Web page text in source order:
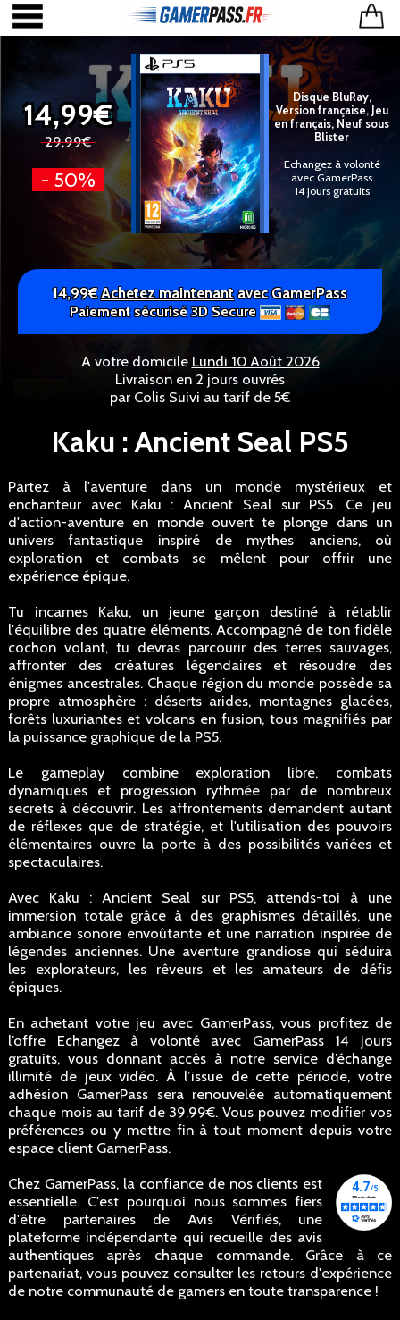
14,99€
29,99€
- 50%
Disque BluRay,
Version française, Jeu
en français, Neuf sous
Blister
Echangez à volonté
avec GamerPass
14 jours gratuits
14,99€Achetez maintenant avec GamerPass
Paiement sécurisé 3D Secure
A votre domicile Lundi 10 Août 2026
Livraison en 2 jours ouvrés
par Colis Suivi au tarif de 5€
Kaku : Ancient Seal PS5
Partez à l'aventure dans un monde mystérieux et
enchanteur avec Kaku : Ancient Seal sur PS5. Ce jeu
d'action-aventure en monde ouvert te plonge dans un
univers fantastique inspiré de mythes anciens, où
exploration et combats se mêlent pour offrir une
expérience épique.
Tu incarnes Kaku, un jeune garçon destiné à rétablir
l'équilibre des quatre éléments. Accompagné de ton fidèle
cochon volant, tu devras parcourir des terres sauvages,
affronter des créatures légendaires et résoudre des
énigmes ancestrales. Chaque région du monde possède sa
propre atmosphère : déserts arides, montagnes glacées,
forêts luxuriantes et volcans en fusion, tous magnifiés par
la puissance graphique de la PS5.
Le gameplay combine exploration libre, combats
dynamiques et progression rythmée par de nombreux
secrets à découvrir. Les affrontements demandent autant
de réflexes que de stratégie, et l'utilisation des pouvoirs
élémentaires ouvre la porte à des possibilités variées et
spectaculaires.
Avec Kaku : Ancient Seal sur PS5, attends-toi à une
immersion totale grâce à des graphismes détaillés, une
ambiance sonore envoûtante et une narration inspirée de
légendes anciennes. Une aventure grandiose qui séduira
les explorateurs, les rêveurs et les amateurs de défis
épiques.
En achetant votre jeu avec GamerPass, vous profitez de
l’offre Echangez à volonté avec GamerPass 14 jours
gratuits, vous donnant accès à notre service d’échange
illimité de jeux vidéo. À l’issue de cette période, votre
adhésion GamerPass sera renouvelée automatiquement
chaque mois au tarif de 39,99€. Vous pouvez modifier vos
préférences ou y mettre fin à tout moment depuis votre
espace client GamerPass.
Chez GamerPass, la confiance de nos clients est
essentielle. C'est pourquoi nous sommes fiers
d'être partenaires de Avis Vérifiés, une
plateforme indépendante qui recueille des avis
authentiques après chaque commande. Grâce à ce
partenariat, vous pouvez consulter les retours d'expérience
de notre communauté de gamers en toute transparence !